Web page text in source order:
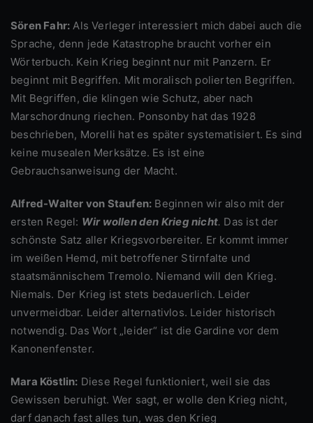
Sören Fahr: Als Verleger interessiert mich dabei auch die
Sprache, denn jede Katastrophe braucht vorher ein
Wörterbuch. Kein Krieg beginnt nur mit Panzern. Er
beginnt mit Begriffen. Mit moralisch polierten Begriffen.
Mit Begriffen, die klingen wie Schutz, aber nach
Marschordnung riechen. Ponsonby hat das 1928
beschrieben, Morelli hat es später systematisiert. Es sind
keine musealen Merksätze. Es ist eine
Gebrauchsanweisung der Macht.
Alfred-Walter von Staufen: Beginnen wir also mit der
ersten Regel: Wir wollen den Krieg nicht. Das ist der
schönste Satz aller Kriegsvorbereiter. Er kommt immer
im weißen Hemd, mit betroffener Stirnfalte und
staatsmännischem Tremolo. Niemand will den Krieg.
Niemals. Der Krieg ist stets bedauerlich. Leider
unvermeidbar. Leider alternativlos. Leider historisch
notwendig. Das Wort „leider“ ist die Gardine vor dem
Kanonenfenster.
Mara Köstlin: Diese Regel funktioniert, weil sie das
Gewissen beruhigt. Wer sagt, er wolle den Krieg nicht,
darf danach fast alles tun, was den Krieg